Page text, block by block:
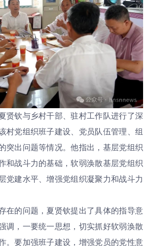
钦与乡村干部、驻村工作队进行了深
村党组织班子建设、党员队伍管理、组
突出问题等情况。他指出，基层党组织
和战斗力的基础，软弱涣散基层党组织
党建水平、增强党组织凝聚力和战斗力
的问题，夏贤钦提出了具体的指导意
调，一要统一思想，切实抓好软弱涣散
。要加强班子建设，增强党员的党性意